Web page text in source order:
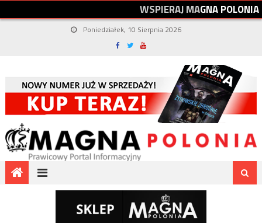
WSPIERAJMAGNAPOLONIA
Poniedziałek, 10 Sierpnia 2026